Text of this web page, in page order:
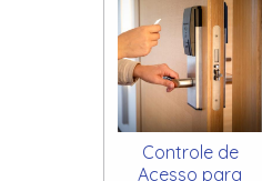
Controle de
Acesso para